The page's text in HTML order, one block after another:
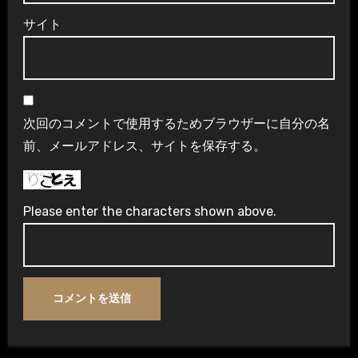
サイト
次回のコメントで使用するためブラウザーに自分の名
前、メールアドレス、サイトを保存する。
Please enter the characters shown above.